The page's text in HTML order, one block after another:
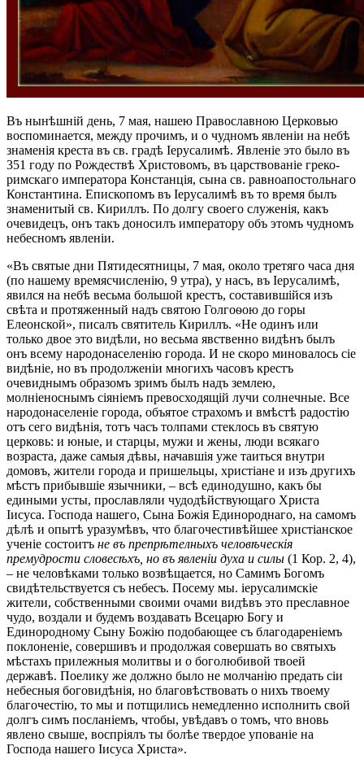
Въ нынѣшній день, 7 мая, нашею Православною Церковью
воспоминается, между прочимъ, и о чудномъ явленіи на небѣ
знаменія креста въ св. градѣ Іерусалимѣ. Явленіе это было въ
351 году по Рождествѣ Христовомъ, въ царствованіе греко-
римскаго императора Констанція, сына св. равноапостольнаго
Константина. Епископомъ въ Іерусалимѣ въ то время былъ
знаменитый св. Кириллъ. По долгу своего служенія, какъ
очевидецъ, онъ такъ доносилъ императору объ этомъ чудномъ
небесномъ явленіи.
«Въ святые дни Пятидесятницы, 7 мая, около третяго часа дня
(по нашему времясчисленію, 9 утра), у насъ, въ Іерусалимѣ,
явился на небѣ весьма большой крестъ, составившійся изъ
свѣта и протяженный надъ святою Голгоѳою до горы
Елеонской», писалъ святитель Кириллъ. «Не одинъ или
только двое это видѣли, но весьма явственно видѣнъ былъ
онъ всему народонаселенію города. И не скоро миновалось сіе
видѣніе, но въ продолженіи многихъ часовъ крестъ
очевиднымъ образомъ зримъ былъ надъ землею,
молніеноснымъ сіяніемъ превосходящій лучи солнечные. Все
народонаселеніе города, объятое страхомъ и вмѣстѣ радостію
отъ сего видѣнія, тотъ часъ толпами стеклось въ святую
церковь: и юные, и старцы, мужи и жены, люди всякаго
возраста, даже самыя дѣвы, начавшія уже таиться внутри
домовъ, жители города и пришельцы, христіане и изъ другихъ
мѣстъ прибывшіе язычники, – всѣ единодушно, какъ бы
едиными усты, прославляли чудодѣйствующаго Христа
Іисуса. Господа нашего, Сына Божія Единороднаго, на самомъ
дѣлѣ и опытѣ уразумѣвъ, что благочестивѣйшее христіанское
ученіе состоитъ не въ препрѣтелныхъ человѣческiя
премудрости словесѣхъ, но въ явленiи духа и силы (1 Кор. 2, 4),
– не человѣками только возвѣщается, но Самимъ Богомъ
свидѣтельствуется съ небесъ. Посему мы. іерусалимскіе
жители, собственными своими очами видѣвъ это преславное
чудо, воздали и будемъ воздавать Всецарю Богу и
Единородному Сыну Божію подобающее съ благодареніемъ
поклоненіе, совершивъ и продолжая совершать во святыхъ
мѣстахъ прилежныя молитвы и о боголюбивой твоей
державѣ. Поелику же должно было не молчанію предать сіи
небесныя боговидѣнія, но благовѣствовать о нихъ твоему
благочестію, то мы и потщились немедленно исполнить свой
долгъ симъ посланіемъ, чтобы, увѣдавъ о томъ, что вновь
явлено свыше, воспріялъ ты болѣе твердое упованіе на
Господа нашего Іисуса Христа».